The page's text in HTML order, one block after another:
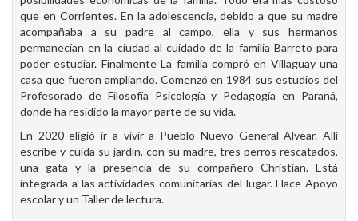
que en Corrientes. En la adolescencia, debido a que su madre
acompañaba a su padre al campo, ella y sus hermanos
permanecían en la ciudad al cuidado de la familia Barreto para
poder estudiar. Finalmente La familia compró en Villaguay una
casa que fueron ampliando. Comenzó en 1984 sus estudios del
Profesorado de Filosofía Psicología y Pedagogía en Paraná,
donde ha residido la mayor parte de su vida.
En 2020 eligió ir a vivir a Pueblo Nuevo General Alvear. Allí
escribe y cuida su jardín, con su madre, tres perros rescatados,
una gata y la presencia de su compañero Christian. Está
integrada a las actividades comunitarias del lugar. Hace Apoyo
escolar y un Taller de lectura.